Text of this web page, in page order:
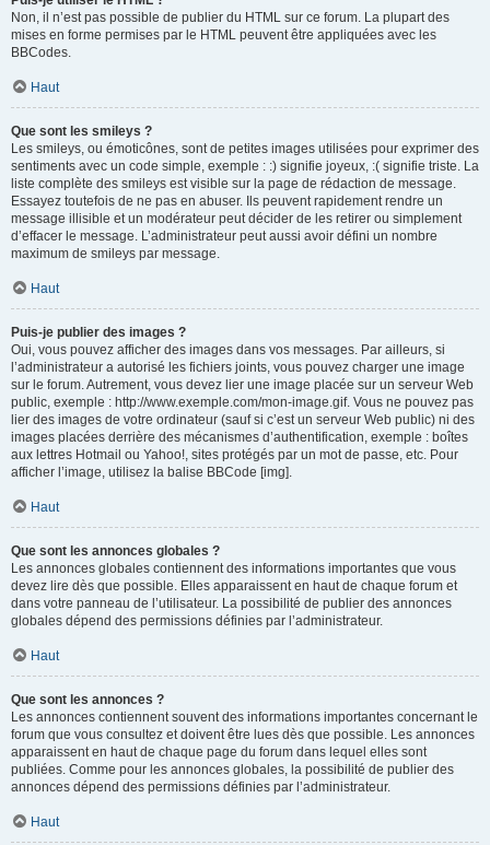
Non, il n’est pas possible de publier du HTML sur ce forum. La plupart des
mises en forme permises par le HTML peuvent être appliquées avec les
BBCodes.
Haut
Que sont les smileys ?
Les smileys, ou émoticônes, sont de petites images utilisées pour exprimer des
sentiments avec un code simple, exemple : :) signifie joyeux, :( signifie triste. La
liste complète des smileys est visible sur la page de rédaction de message.
Essayez toutefois de ne pas en abuser. Ils peuvent rapidement rendre un
message illisible et un modérateur peut décider de les retirer ou simplement
d’effacer le message. L’administrateur peut aussi avoir défini un nombre
maximum de smileys par message.
Haut
Puis-je publier des images ?
Oui, vous pouvez afficher des images dans vos messages. Par ailleurs, si
l’administrateur a autorisé les fichiers joints, vous pouvez charger une image
sur le forum. Autrement, vous devez lier une image placée sur un serveur Web
public, exemple : http://www.exemple.com/mon-image.gif. Vous ne pouvez pas
lier des images de votre ordinateur (sauf si c’est un serveur Web public) ni des
images placées derrière des mécanismes d’authentification, exemple : boîtes
aux lettres Hotmail ou Yahoo!, sites protégés par un mot de passe, etc. Pour
afficher l’image, utilisez la balise BBCode [img].
Haut
Que sont les annonces globales ?
Les annonces globales contiennent des informations importantes que vous
devez lire dès que possible. Elles apparaissent en haut de chaque forum et
dans votre panneau de l’utilisateur. La possibilité de publier des annonces
globales dépend des permissions définies par l’administrateur.
Haut
Que sont les annonces ?
Les annonces contiennent souvent des informations importantes concernant le
forum que vous consultez et doivent être lues dès que possible. Les annonces
apparaissent en haut de chaque page du forum dans lequel elles sont
publiées. Comme pour les annonces globales, la possibilité de publier des
annonces dépend des permissions définies par l’administrateur.
Haut